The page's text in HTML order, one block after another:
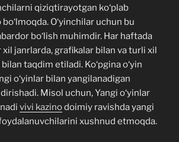
qiziqtirayotgan ko‘plab
O‘yinchilar uchun bu
bo‘lish muhimdir. Har haftada
xil janrlarda, grafikalar bilan va turli xil
taqdim etiladi. Ko‘pgina o‘yin
o‘yinlar bilan yangilanadigan
Misol uchun, Yangi o‘yinlar
vivi kazinodoimiy ravishda yangi
foydalanuvchilarini xushnud etmoqda.